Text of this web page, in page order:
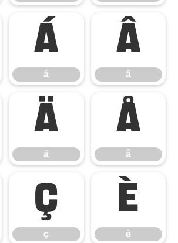
á
á
â
â
ä
ä
å
å
ç
ç
è
è